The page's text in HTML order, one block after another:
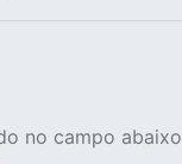
no campo abaixo